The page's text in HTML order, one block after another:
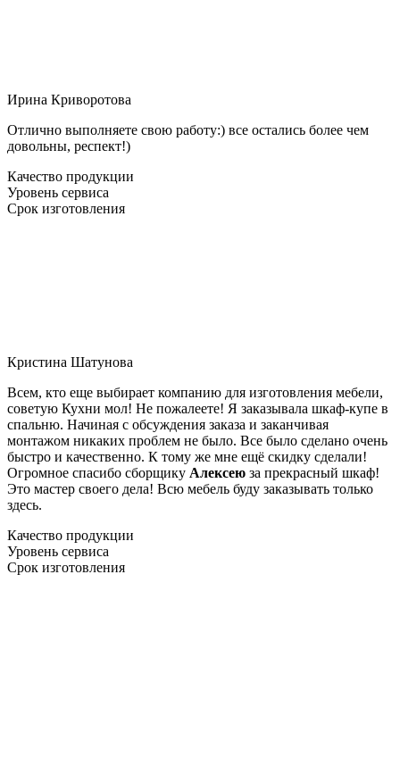
Ирина Криворотова
Отлично выполняете свою работу:) все остались более чем
довольны, респект!)
Качество продукции
Уровень сервиса
Срок изготовления
Кристина Шатунова
Всем, кто еще выбирает компанию для изготовления мебели,
советую Кухни мол! Не пожалеете! Я заказывала шкаф-купе в
спальню. Начиная с обсуждения заказа и заканчивая
монтажом никаких проблем не было. Все было сделано очень
быстро и качественно. К тому же мне ещё скидку сделали!
Огромное спасибо сборщику Алексею за прекрасный шкаф!
Это мастер своего дела! Всю мебель буду заказывать только
здесь.
Качество продукции
Уровень сервиса
Срок изготовления